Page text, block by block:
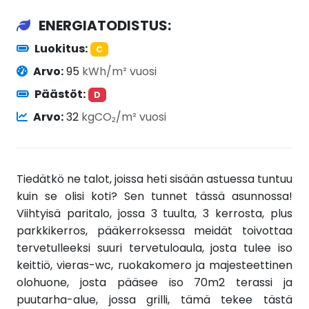
ENERGIATODISTUS:
Luokitus: C
Arvo:95 kWh/m² vuosi
Päästöt:
D
Arvo:32 kgCO₂/m² vuosi
Tiedätkö ne talot, joissa heti sisään astuessa tuntuu
kuin se olisi koti? Sen tunnet tässä asunnossa!
Viihtyisä paritalo, jossa 3 tuulta, 3 kerrosta, plus
parkkikerros, pääkerroksessa meidät toivottaa
tervetulleeksi suuri tervetuloaula, josta tulee iso
keittiö, vieras-wc, ruokakomero ja majesteettinen
olohuone, josta pääsee iso 70m2 terassi ja
puutarha-alue, jossa grilli, tämä tekee tästä